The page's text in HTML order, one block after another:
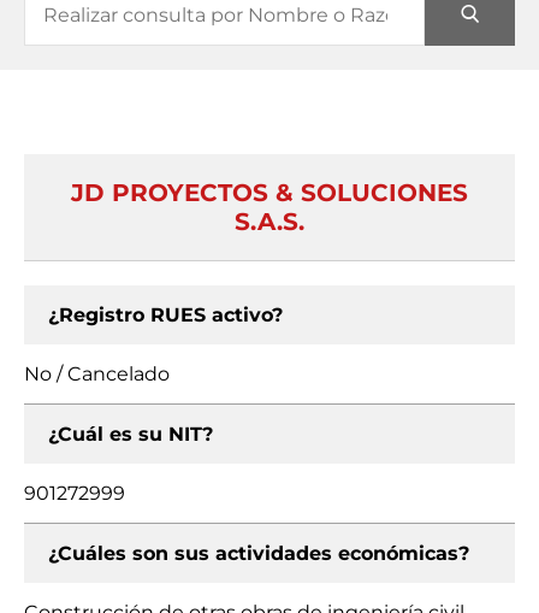
JD PROYECTOS & SOLUCIONES
S.A.S.
¿Registro RUES activo?
No / Cancelado
¿Cuál es su NIT?
901272999
¿Cuáles son sus actividades económicas?